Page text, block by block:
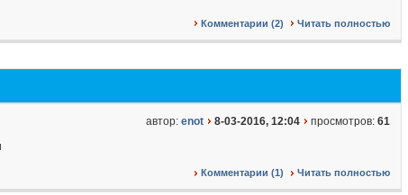
Комментарии (2) Читать полностью
автор: enot 8-03-2016, 12:04 просмотров: 61
Комментарии (1) Читать полностью